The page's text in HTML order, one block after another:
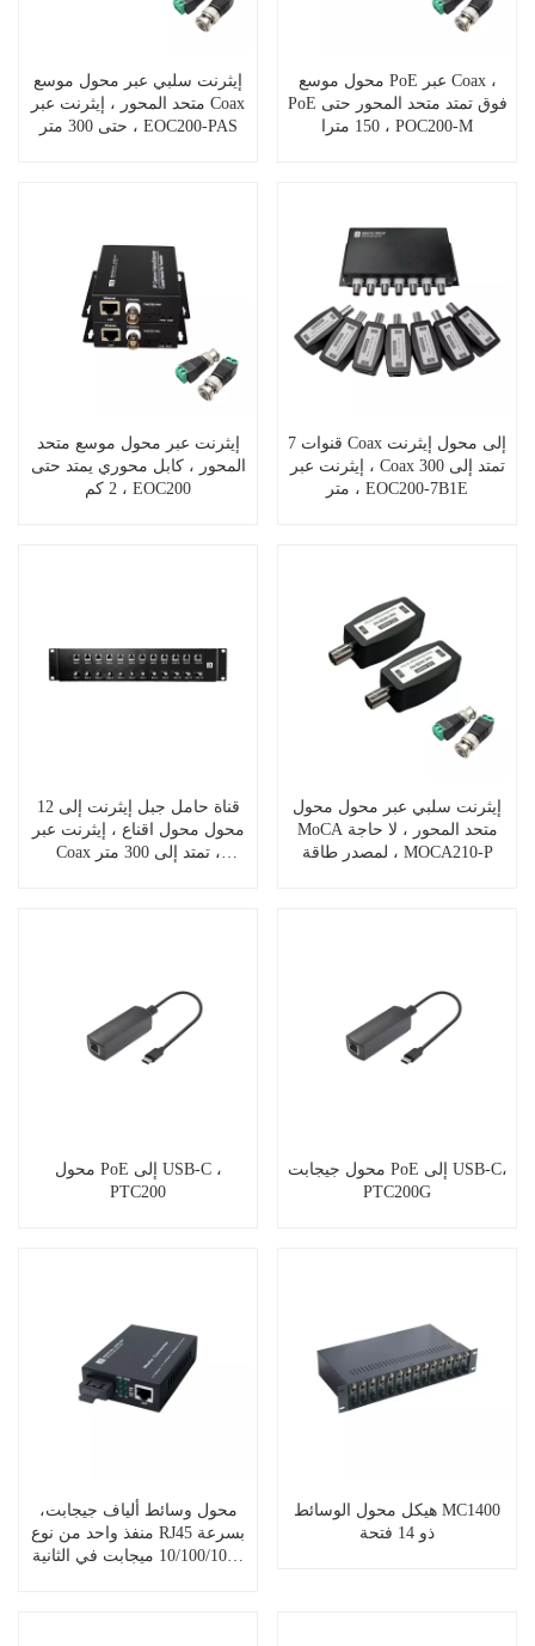
إيثرنت سلبي عبر محول موسع
متحد المحور ، إيثرنت عبر Coax
حتى 300 متر ، EOC200-PAS
محول موسع PoE عبر Coax ،
PoE فوق تمتد متحد المحور حتى
150 مترا ، POC200-M
إيثرنت عبر محول موسع متحد
المحور ، كابل محوري يمتد حتى
2 كم ، EOC200
7 قنوات Coax إلى محول إيثرنت
، إيثرنت عبر Coax تمتد إلى 300
متر ، EOC200-7B1E
12 قناة حامل جبل إيثرنت إلى
محول محول اقناع ، إيثرنت عبر
Coax تمتد إلى 300 متر ،
إيثرنت سلبي عبر محول محول
MoCA متحد المحور ، لا حاجة
لمصدر طاقة ، MOCA210-P
محول PoE إلى USB-C ،
PTC200
محول جيجابت PoE إلى USB-C،
PTC200G
محول وسائط ألياف جيجابت،
منفذ واحد من نوع RJ45 بسرعة
10/100/1000 ميجابت في الثانية
هيكل محول الوسائط MC1400
ذو 14 فتحة